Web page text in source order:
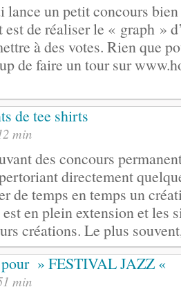
un petit concours
de réaliser le « graph »
à des votes. Rien que
de faire un tour sur
de tee shirts
min
des concours
directement
de temps en temps un
en plein extension et les
créations. Le plus
pour » FESTIVAL JAZZ «
min